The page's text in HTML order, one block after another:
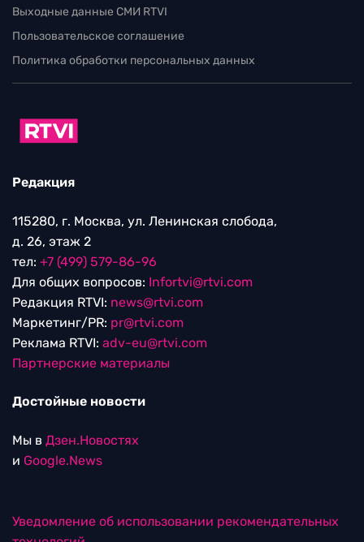
Выходные данные СМИ RTVI
Пользовательское соглашение
Политика обработки персональных данных
Редакция
115280, г. Москва, ул. Ленинская слобода,
д. 26, этаж 2
тел: +7 (499) 579-86-96
Для общих вопросов: Infortvi@rtvi.com
Редакция RTVI: news@rtvi.com
Маркетинг/PR: pr@rtvi.com
Реклама RTVI: adv-eu@rtvi.com
Партнерские материалы
Достойные новости
Мы в Дзен.Новостях
и Google.News
Уведомление об использовании рекомендательных